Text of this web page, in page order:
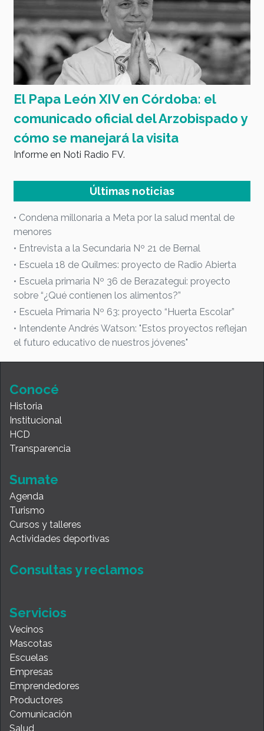
El Papa León XIV en Córdoba: el
comunicado oficial del Arzobispado y
cómo se manejará la visita
Informe en Noti Radio FV.
Últimas noticias
• Condena millonaria a Meta por la salud mental de
menores
• Entrevista a la Secundaria Nº 21 de Bernal
• Escuela 18 de Quilmes: proyecto de Radio Abierta
• Escuela primaria Nº 36 de Berazategui: proyecto
sobre “¿Qué contienen los alimentos?”
• Escuela Primaria Nº 63: proyecto “Huerta Escolar”
• Intendente Andrés Watson: "Estos proyectos reflejan
el futuro educativo de nuestros jóvenes"
Conocé
Historia
Institucional
HCD
Transparencia
Sumate
Agenda
Turismo
Cursos y talleres
Actividades deportivas
Consultas y reclamos
Servicios
Vecinos
Mascotas
Escuelas
Empresas
Emprendedores
Productores
Comunicación
Salud